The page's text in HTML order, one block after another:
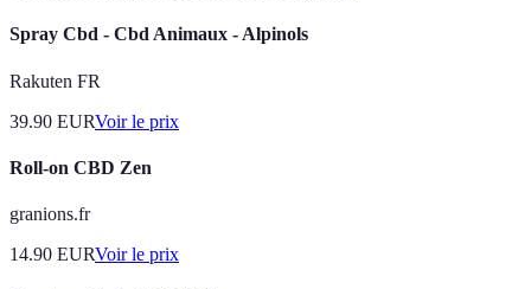
Spray Cbd - Cbd Animaux - Alpinols
Rakuten FR
39.90 EURVoir le prix
Roll-on CBD Zen
granions.fr
14.90 EURVoir le prix